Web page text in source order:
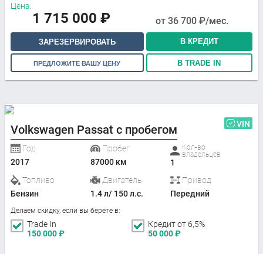
Цена:
1 715 000 ₽ от 36 700 ₽/мес.
ЗАРЕЗЕРВИРОВАТЬ В КРЕДИТ
ПРЕДЛОЖИТЕ ВАШУ ЦЕНУ В TRADE IN
Volkswagen Passat с пробегом VIN
Год
2017
Пробег
87000 км
Кол-во
владельцев
1
Топливо
Бензин
Двигатель
1.4 л/ 150 л.с.
Привод
Передний
Делаем скидку, если вы берете в:
Trade In
150 000₽
Кредит от 6,5%
50 000₽